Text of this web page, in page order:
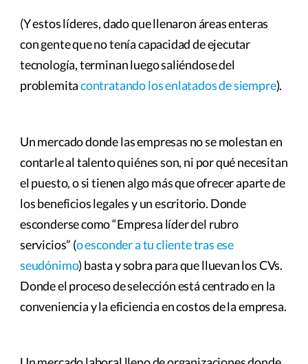
(Y estos líderes, dado que llenaron áreas enteras
con gente que no tenía capacidad de ejecutar
tecnología, terminan luego saliéndose del
problemitacontratando los enlatados de siempre).
Un mercado donde las empresas no se molestan en
contarle al talento quiénes son, ni por qué necesitan
el puesto, o si tienen algo más que ofrecer aparte de
los beneficios legales y un escritorio. Donde
esconderse como “Empresa líder del rubro
servicios” (o esconder a tu cliente tras ese
seudónimo) basta y sobra para que lluevan los CVs.
Donde el proceso de selección está centrado en la
conveniencia y la eficiencia en costos de la empresa.